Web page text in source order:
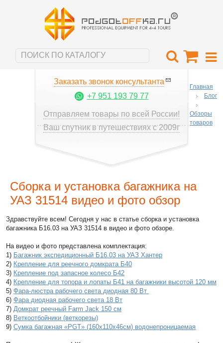
Заказать звонок консультанта
+7 951 193 79 77
Отправляем товары по всей России!
Ваш спутник в путешествиях с 2009г
Главная
Блог
Обзоры
товаров
Сборка и установка багажника на
УАЗ 31514 видео и фото обзор
Здравствуйте всем! Сегодня у нас в статье сборка и установка
багажника Б16.03 на УАЗ 31514 в видео и фото обзоре.
На видео и фото представлена комплектация:
1) Багажник экспедиционный Б16.03 на УАЗ Хантер
2) Крепление для реечного домкрата Б40
3) Крепление под запасное колесо Б42
4) Крепление для топора и лопаты Б41 на багажники высотой 120 мм
5)Фара-люстра рабочего света диодная 80 Вт
6)Фара диодная рабочего света 18 Вт
7) Домкрат реечный Farm Jack 150 см
8) Веткоотбойники (веткорезы)
9)Сумка багажная «PGT» (160х110х46см) водонепроницаемая